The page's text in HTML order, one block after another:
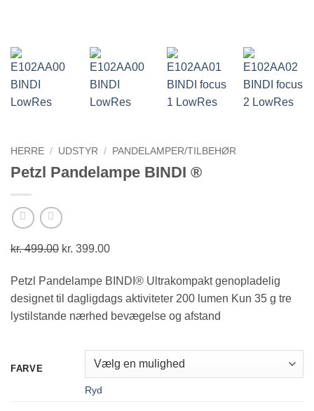
HERRE / UDSTYR / PANDELAMPER/TILBEHØR
Petzl Pandelampe BINDI ®
kr.499.00 Den
pris
var:
kr. 499.00.
kr. 399.00
pris
er:
kr. 399.00.
Petzl Pandelampe BINDI® Ultrakompakt genopladelig
designet til dagligdags aktiviteter 200 lumen Kun 35 g tre
lystilstande nærhed bevægelse og afstand
FARVE
Ryd